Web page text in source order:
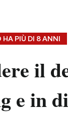
PIÙ DI 8 ANNI
il
e in